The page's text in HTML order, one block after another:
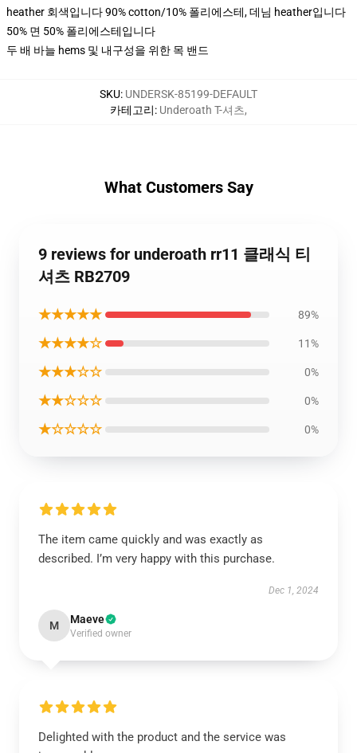
heather 회색입니다 90% cotton/10% 폴리에스테, 데님 heather입니다
50% 면 50% 폴리에스테입니다
두 배 바늘 hems 및 내구성을 위한 목 밴드
SKU: UNDERSK-85199-DEFAULT
카테고리: Underoath T-셔츠,
What Customers Say
9 reviews for underoath rr11 클래식 티
셔츠 RB2709
★★★★★ 89%
★★★★☆ 11%
★★★☆☆ 0%
★★☆☆☆ 0%
★☆☆☆☆ 0%
The item came quickly and was exactly as
described. I’m very happy with this purchase.
Dec 1, 2024
M Maeve
Verified owner
Delighted with the product and the service was